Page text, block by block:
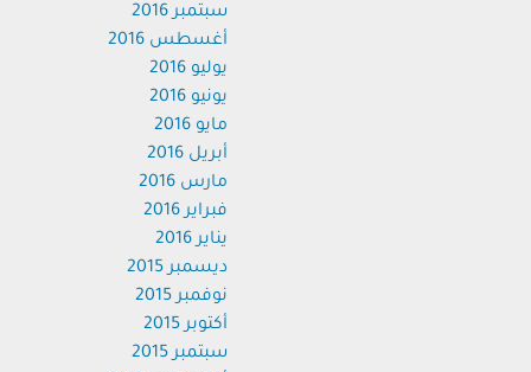
سبتمبر 2016
أغسطس 2016
يوليو 2016
يونيو 2016
مايو 2016
أبريل 2016
مارس 2016
فبراير 2016
يناير 2016
ديسمبر 2015
نوفمبر 2015
أكتوبر 2015
سبتمبر 2015